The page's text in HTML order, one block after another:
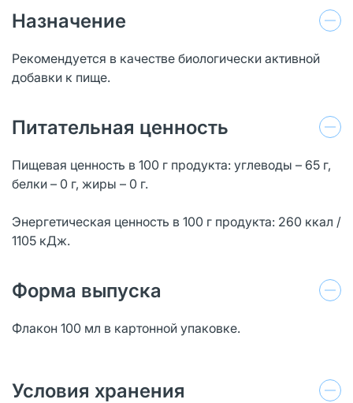
Назначение
Рекомендуется в качестве биологически активной
добавки к пище.
Питательная ценность
Пищевая ценность в 100 г продукта: углеводы – 65 г,
белки – 0 г, жиры – 0 г.
Энергетическая ценность в 100 г продукта: 260 ккал /
1105 кДж.
Форма выпуска
Флакон 100 мл в картонной упаковке.
Условия хранения